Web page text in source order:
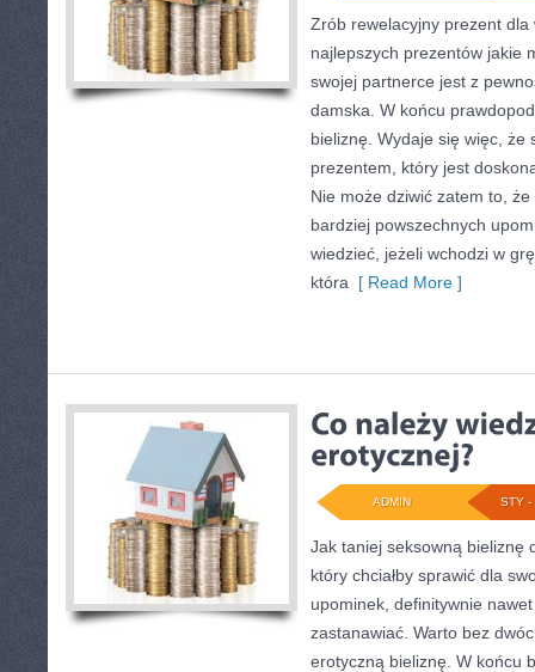
Zrób rewelacyjny prezent dla
najlepszych prezentów jakie
swojej partnerce jest z
damska. W końcu
bieliznę. Wydaje się więc, że
prezentem, który jest
Nie może dziwić zatem to,
bardziej powszechnych
wiedzieć, jeżeli wchodzi w
która [ Read More ]
STY -
ADMIN
Jak taniej seksowną bieliznę
który chciałby sprawić dla
upominek, definitywnie
zastanawiać. Warto bez
erotyczną bieliznę. W końcu